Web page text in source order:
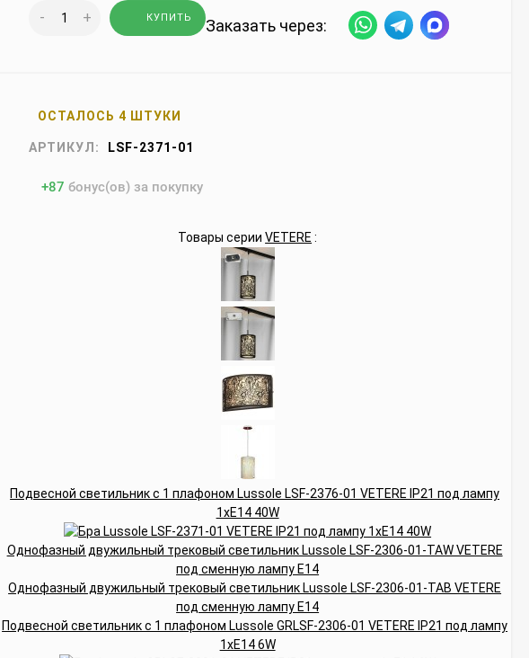
- + КУПИТЬ Заказать через:
ОСТАЛОСЬ 4 ШТУКИ
АРТИКУЛ: LSF-2371-01
+87 бонус(ов) за покупку
Товары серииVETERE :